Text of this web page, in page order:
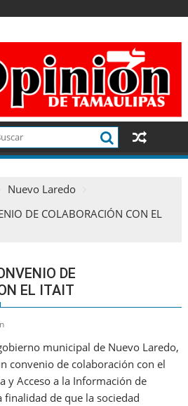
Nuevo Laredo
DE COLABORACIÓN CON EL
DE
EL ITAIT
municipal de Nuevo Laredo,
convenio de colaboración con el
y Acceso a la Información de
finalidad de que la sociedad